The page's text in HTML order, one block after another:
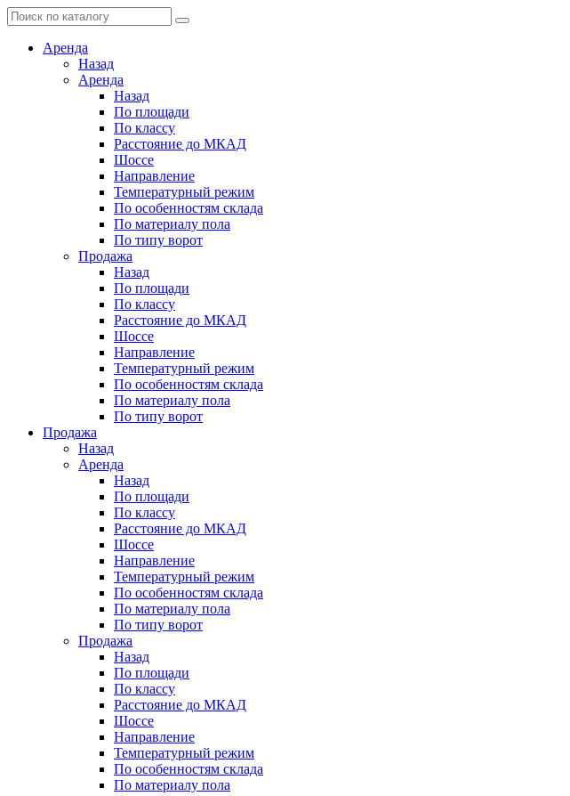
Аренда
Назад
Аренда
Назад
По площади
По классу
Расстояние до МКАД
Шоссе
Направление
Температурный режим
По особенностям склада
По материалу пола
По типу ворот
Продажа
Назад
По площади
По классу
Расстояние до МКАД
Шоссе
Направление
Температурный режим
По особенностям склада
По материалу пола
По типу ворот
Продажа
Назад
Аренда
Назад
По площади
По классу
Расстояние до МКАД
Шоссе
Направление
Температурный режим
По особенностям склада
По материалу пола
По типу ворот
Продажа
Назад
По площади
По классу
Расстояние до МКАД
Шоссе
Направление
Температурный режим
По особенностям склада
По материалу пола